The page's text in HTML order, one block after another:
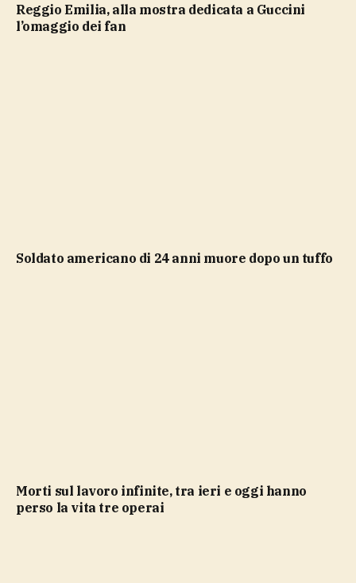
Reggio Emilia, alla mostra dedicata a Guccini
l’omaggio dei fan
soldato americano di 24 anni muore dopo un tuffo
Morti sul lavoro infinite, tra ieri e oggi hanno
perso la vita tre operai